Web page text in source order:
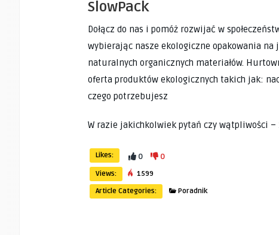
SlowPack
Dołącz do nas i pomóż rozwijać w
wybierając nasze ekologiczne opakowania
naturalnych organicznych materiałów.
oferta produktów ekologicznych takich jak:
czego potrzebujesz
W razie jakichkolwiek pytań czy wątpliwości
Likes: 0 0
Views:
1599
Article Categories:
Poradnik